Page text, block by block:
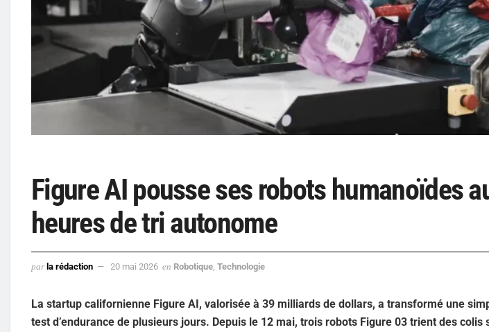
Figure AI pousse ses robots humanoïdes
heures de tri autonome
par la rédaction 20 mai 2026 en Robotique Technologie
La startup californienne Figure AI, valorisée à 39 milliards de dollars, a transformé une
test d’endurance de plusieurs jours. Depuis le 12 mai, trois robots Figure 03 trient des